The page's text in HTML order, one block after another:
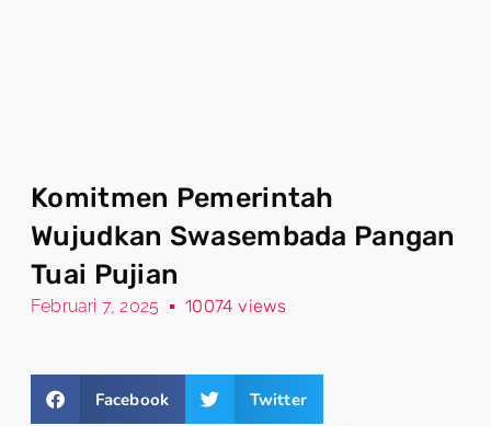
Komitmen Pemerintah
Wujudkan Swasembada Pangan
Tuai Pujian
Februari 7, 2025 10074 views
Facebook Twitter